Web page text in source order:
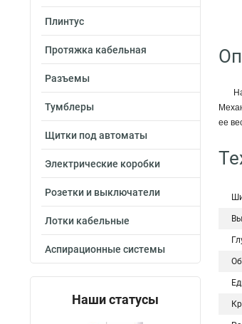
Плинтус
Протяжка кабельная
Разъемы
Тумблеры
Щитки под автоматы
Электрические коробки
Розетки и выключатели
Лотки кабельные
Аспирационные системы
Наши статусы
ее